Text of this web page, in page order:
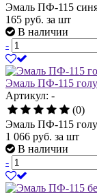
Эмаль ПФ-115
165 руб. за шт
В наличии
-
Эмаль ПФ-115
Артикул: -
(0)
Эмаль ПФ-115
1 066 руб. за шт
В наличии
-